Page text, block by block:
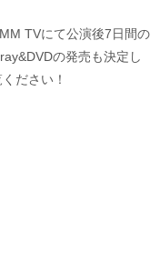
TVにて公演後7日間の
の発売も決定し
ださい！